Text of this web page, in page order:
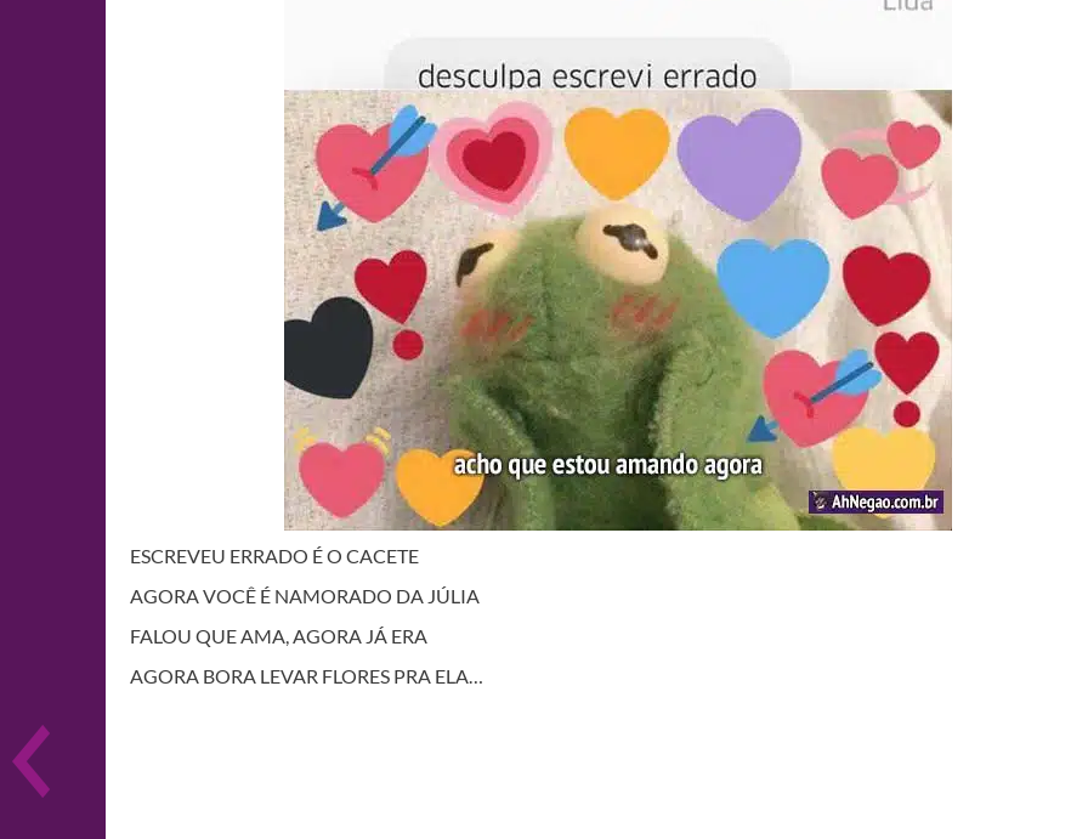
ESCREVEU ERRADO É O CACETE
AGORA VOCÊ É NAMORADO DA JÚLIA
FALOU QUE AMA, AGORA JÁ ERA
AGORA BORA LEVAR FLORES PRA ELA…